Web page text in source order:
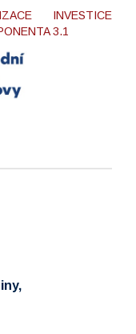
INVESTICE
3.1